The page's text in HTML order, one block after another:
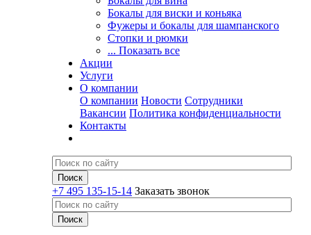
Бокалы для виски и коньяка
Фужеры и бокалы для шампанского
Стопки и рюмки
... Показать все
Акции
Услуги
О компании
О компании Новости Сотрудники
Вакансии Политика конфиденциальности
Контакты
+7 495 135-15-14 Заказать звонок